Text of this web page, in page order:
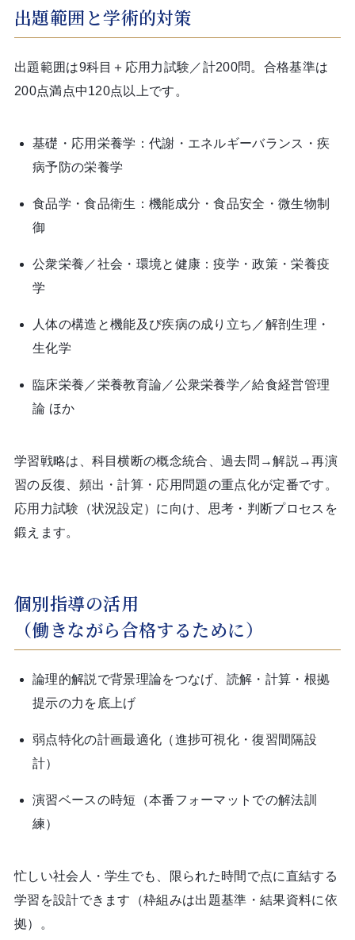
出題範囲と学術的対策
出題範囲は9科目＋応用力試験／計200問。合格基準は
200点満点中120点以上です。
基礎・応用栄養学：代謝・エネルギーバランス・疾
病予防の栄養学
食品学・食品衛生：機能成分・食品安全・微生物制
御
公衆栄養／社会・環境と健康：疫学・政策・栄養疫
学
人体の構造と機能及び疾病の成り立ち／解剖生理・
生化学
臨床栄養／栄養教育論／公衆栄養学／給食経営管理
論 ほか
学習戦略は、科目横断の概念統合、過去問→解説→再演
習の反復、頻出・計算・応用問題の重点化が定番です。
応用力試験（状況設定）に向け、思考・判断プロセスを
鍛えます。
個別指導の活用
（働きながら合格するために）
論理的解説で背景理論をつなげ、読解・計算・根拠
提示の力を底上げ
弱点特化の計画最適化（進捗可視化・復習間隔設
計）
演習ベースの時短（本番フォーマットでの解法訓
練）
忙しい社会人・学生でも、限られた時間で点に直結する
学習を設計できます（枠組みは出題基準・結果資料に依
拠）。